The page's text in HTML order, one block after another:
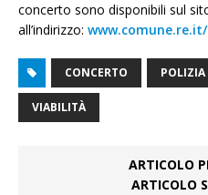
concerto sono disponibili sul
all’indirizzo:
CONCERTO POLIZIA
VIABILITÀ
ARTICOLO
ARTICOLO